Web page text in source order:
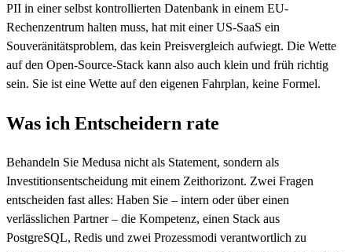
PII in einer selbst kontrollierten Datenbank in einem EU-
Rechenzentrum halten muss, hat mit einer US-SaaS ein
Souveränitätsproblem, das kein Preisvergleich aufwiegt. Die Wette
auf den Open-Source-Stack kann also auch klein und früh richtig
sein. Sie ist eine Wette auf den eigenen Fahrplan, keine Formel.
Was ich Entscheidern rate
Behandeln Sie Medusa nicht als Statement, sondern als
Investitionsentscheidung mit einem Zeithorizont. Zwei Fragen
entscheiden fast alles: Haben Sie – intern oder über einen
verlässlichen Partner – die Kompetenz, einen Stack aus
PostgreSQL, Redis und zwei Prozessmodi verantwortlich zu